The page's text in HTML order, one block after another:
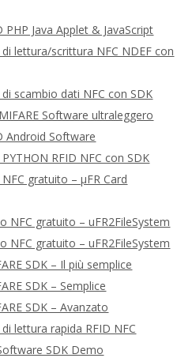
PHP Java Applet & JavaScript
lettura/scrittura NFC NDEF con
scambio dati NFC con SDK
Software ultraleggero
Android Software
RFID NFC con SDK
gratuito – μFR Card
NFC gratuito – uFR2FileSystem
NFC gratuito – uFR2FileSystem
SDK – Il più semplice
SDK – Semplice
SDK – Avanzato
lettura rapida RFID NFC
SDK Demo